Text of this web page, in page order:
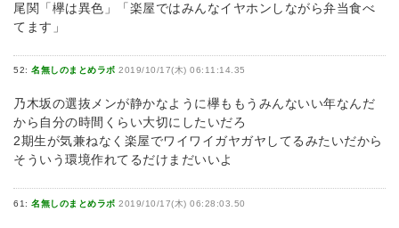
尾関「欅は異色」「楽屋ではみんなイヤホンしながら弁当食べ
てます」
52: 名無しのまとめラボ 2019/10/17(木) 06:11:14.35
乃木坂の選抜メンが静かなように欅ももうみんないい年なんだ
から自分の時間くらい大切にしたいだろ
2期生が気兼ねなく楽屋でワイワイガヤガヤしてるみたいだから
そういう環境作れてるだけまだいいよ
61: 名無しのまとめラボ 2019/10/17(木) 06:28:03.50